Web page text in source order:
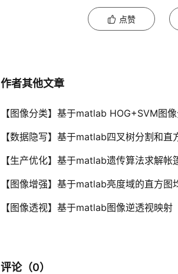
点赞
作者其他文章
【图像分类】基于matlab HOG+SVM图
【数据隐写】基于matlab四叉树分割和
【生产优化】基于matlab遗传算法求解
【图像增强】基于matlab亮度域的直方
【图像透视】基于matlab图像逆透视映
评论（0）